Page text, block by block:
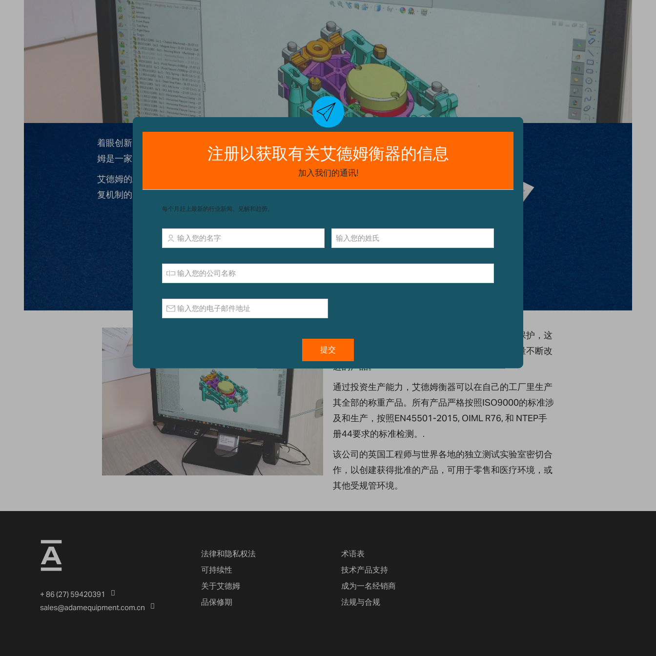
着眼创新，艾德姆衡器一直关注设计并生产出自己的秤和天平。艾德
姆是一家家族经营的企业，研发在英国米尔顿凯恩斯的公司总部。
艾德姆的工程师目前正在开发一款他们相信是世界上最小的具有力恢
复机制的产品，产品中可以安装艾德姆的专利技术内置校准系统。
艾德姆在秤和实验室天平上拥有几项专利和设计保护，这
正是该公司一直承诺的为它的用户发明和生产质量不断改
进的产品。
通过投资生产能力，艾德姆衡器可以在自己的工厂里生产
其全部的称重产品。所有产品严格按照ISO9000的标准涉
及和生产，按照EN45501-2015, OIML R76, 和 NTEP手
册44要求的标准检测。.
该公司的英国工程师与世界各地的独立测试实验室密切合
作，以创建获得批准的产品，可用于零售和医疗环境，或
其他受规管环境。
+ 86 (27) 59420391
sales@adamequipment.com.cn
法律和隐私权法
可持续性
关于艾德姆
品保修期
术语表
技术产品支持
成为一名经销商
法规与合规